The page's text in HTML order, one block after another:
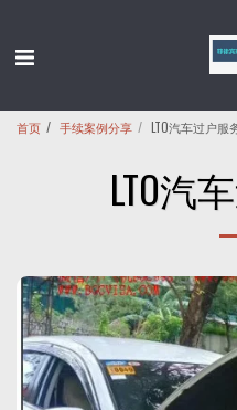
首页 手续案例分享 LTO汽车过户服
LTO汽